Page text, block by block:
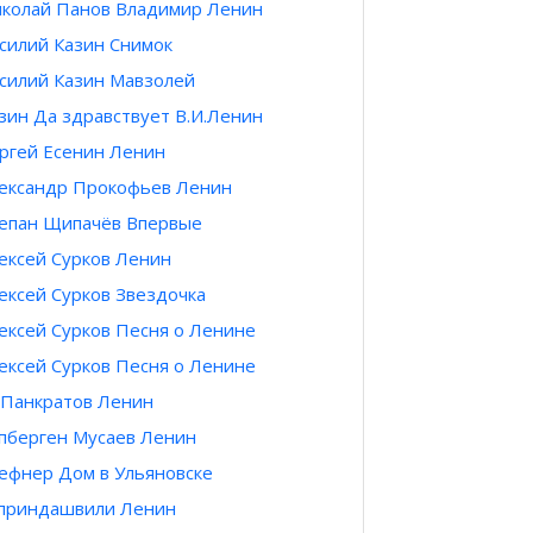
Панов Владимир Ленин
Казин Снимок
Казин Мавзолей
Да здравствует В.И.Ленин
Есенин Ленин
Прокофьев Ленин
Щипачёв Впервые
Сурков Ленин
Сурков Звездочка
Сурков Песня о Ленине
Сурков Песня о Ленине
Ленин
Мусаев Ленин
Дом в Ульяновске
Ленин
И. В. Сталину